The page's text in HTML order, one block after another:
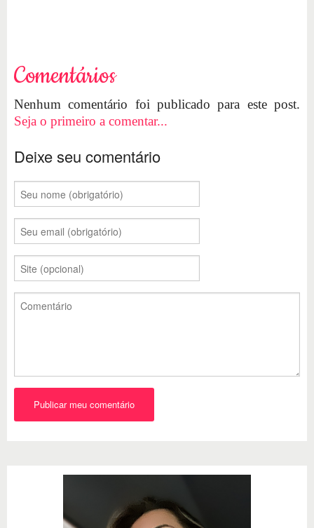
Comentários
Nenhum comentário foi publicado para este post.
Seja o primeiro a comentar...
Deixe seu comentário